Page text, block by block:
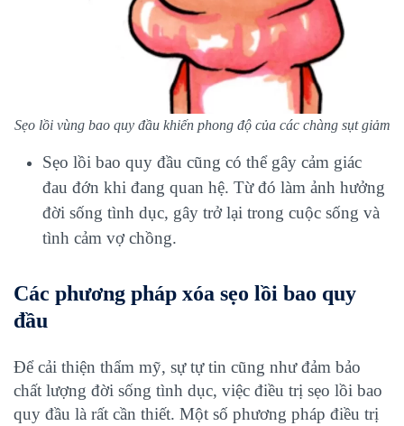
Sẹo lồi vùng bao quy đầu khiến phong độ của các chàng sụt giảm
Sẹo lồi bao quy đầu cũng có thể gây cảm giác
đau đớn khi đang quan hệ. Từ đó làm ảnh hưởng
đời sống tình dục, gây trở lại trong cuộc sống và
tình cảm vợ chồng.
Các phương pháp xóa sẹo lồi bao quy
đầu
Để cải thiện thẩm mỹ, sự tự tin cũng như đảm bảo
chất lượng đời sống tình dục, việc điều trị sẹo lồi bao
quy đầu là rất cần thiết. Một số phương pháp điều trị